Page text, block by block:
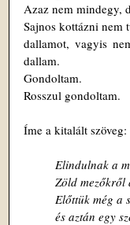
Azaz nem mindegy,
Sajnos kottázni nem
dallamot, vagyis
dallam.
Gondoltam.
Rosszul gondoltam.
Íme a kitalált szöveg:
Elindulnak a
Zöld mezőkről
Előttük még a
és aztán egy